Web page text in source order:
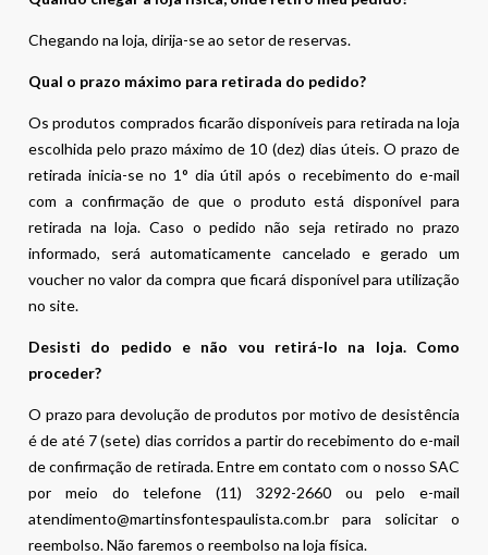
Chegando na loja, dirija-se ao setor de reservas.
Qual o prazo máximo para retirada do pedido?
Os produtos comprados ficarão disponíveis para retirada na loja
escolhida pelo prazo máximo de 10 (dez) dias úteis. O prazo de
retirada inicia-se no 1° dia útil após o recebimento do e-mail
com a confirmação de que o produto está disponível para
retirada na loja. Caso o pedido não seja retirado no prazo
informado, será automaticamente cancelado e gerado um
voucher no valor da compra que ficará disponível para utilização
no site.
Desisti do pedido e não vou retirá-lo na loja. Como
proceder?
O prazo para devolução de produtos por motivo de desistência
é de até 7 (sete) dias corridos a partir do recebimento do e-mail
de confirmação de retirada. Entre em contato com o nosso SAC
por meio do telefone (11) 3292-2660 ou pelo e-mail
atendimento@martinsfontespaulista.com.br para solicitar o
reembolso. Não faremos o reembolso na loja física.